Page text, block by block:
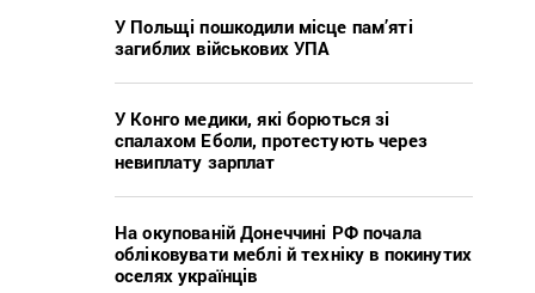
У Польщі пошкодили місце пам’яті
загиблих військових УПА
У Конго медики, які борються зі
спалахом Еболи, протестують через
невиплату зарплат
На окупованій Донеччині РФ почала
обліковувати меблі й техніку в покинутих
оселях українців